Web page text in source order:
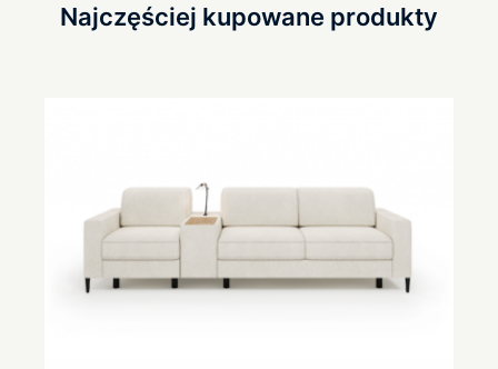
Najczęściej kupowane produkty